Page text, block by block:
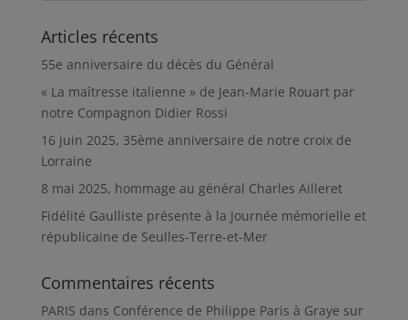
Articles récents
55e anniversaire du décès du Général
« La maîtresse italienne » de Jean-Marie Rouart par
notre Compagnon Didier Rossi
16 juin 2025, 35ème anniversaire de notre croix de
Lorraine
8 mai 2025, hommage au général Charles Ailleret
Fidélité Gaulliste présente à la Journée mémorielle et
républicaine de Seulles-Terre-et-Mer
Commentaires récents
PARIS dans Conférence de Philippe Paris à Graye sur